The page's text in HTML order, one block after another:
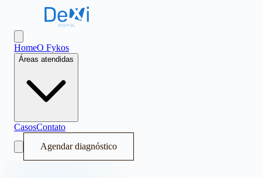
Dexi Digital - Sistema Operacional de Receita
HomeO Fykos
Áreas atendidas
CasosContato
Agendar diagnóstico